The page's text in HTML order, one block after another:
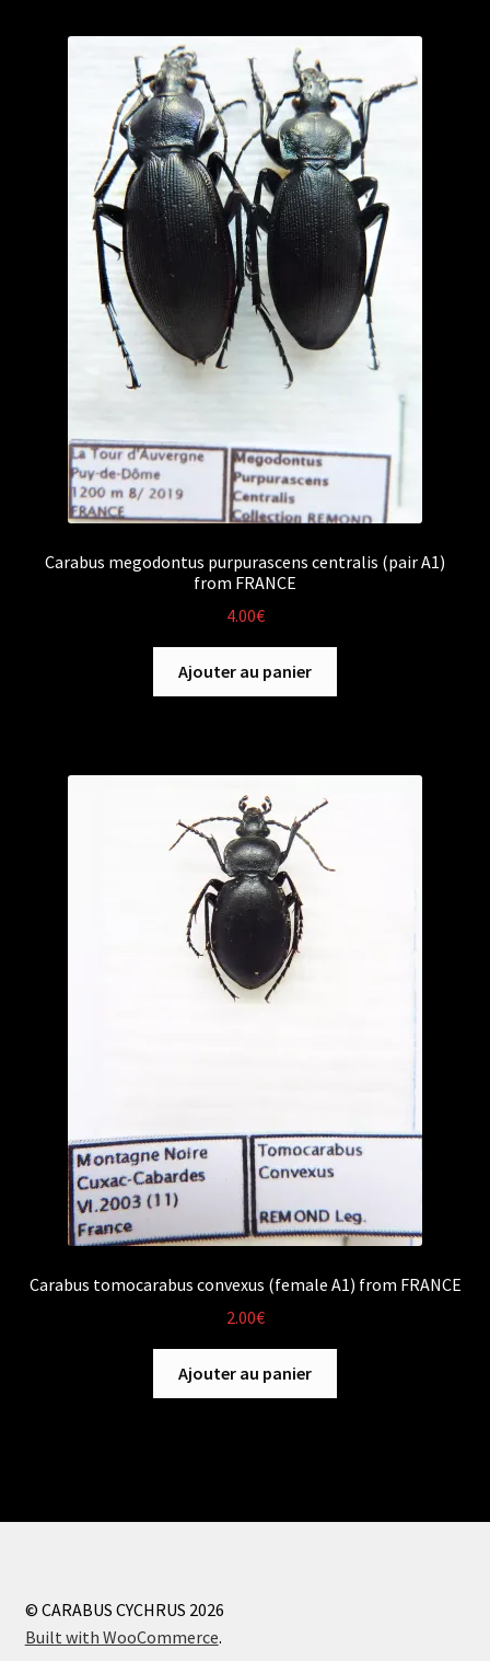
Carabus megodontus purpurascens centralis (pair A1)
from FRANCE
4.00€
Ajouter au panier
Carabus tomocarabus convexus (female A1) from FRANCE
2.00€
Ajouter au panier
© CARABUS CYCHRUS 2026
Built with WooCommerce.